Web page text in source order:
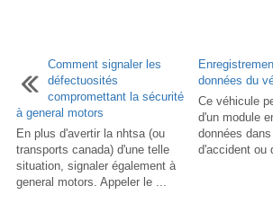
Comment signaler les
défectuosités
compromettant la sécurité
à general motors
En plus d'avertir la nhtsa (ou
transports canada) d'une telle
situation, signaler également à
general motors. Appeler le ...
données du
Ce véhicule
d'un module
données
d'accident ou